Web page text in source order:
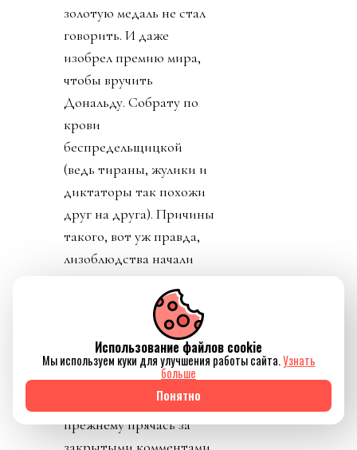
золотую медаль не стал
говорить. И даже
изобрел премию мира,
чтобы вручить
Дональду. Собрату по
крови
беспредельщицкой
(ведь тираны, жулики и
диктаторы так похожи
друг на друга). Причины
такого, вот уж правда,
лизоблюдства начали
стороны федераций
зазвучало слово
«бойкот».
День 3. Поняв, что
запахло жареным, по-
прежнему прячась за
закрытыми комментами
Использование файлов cookie
Мы используем куки для улучшения работы сайта.Узнать
больше
Понятно